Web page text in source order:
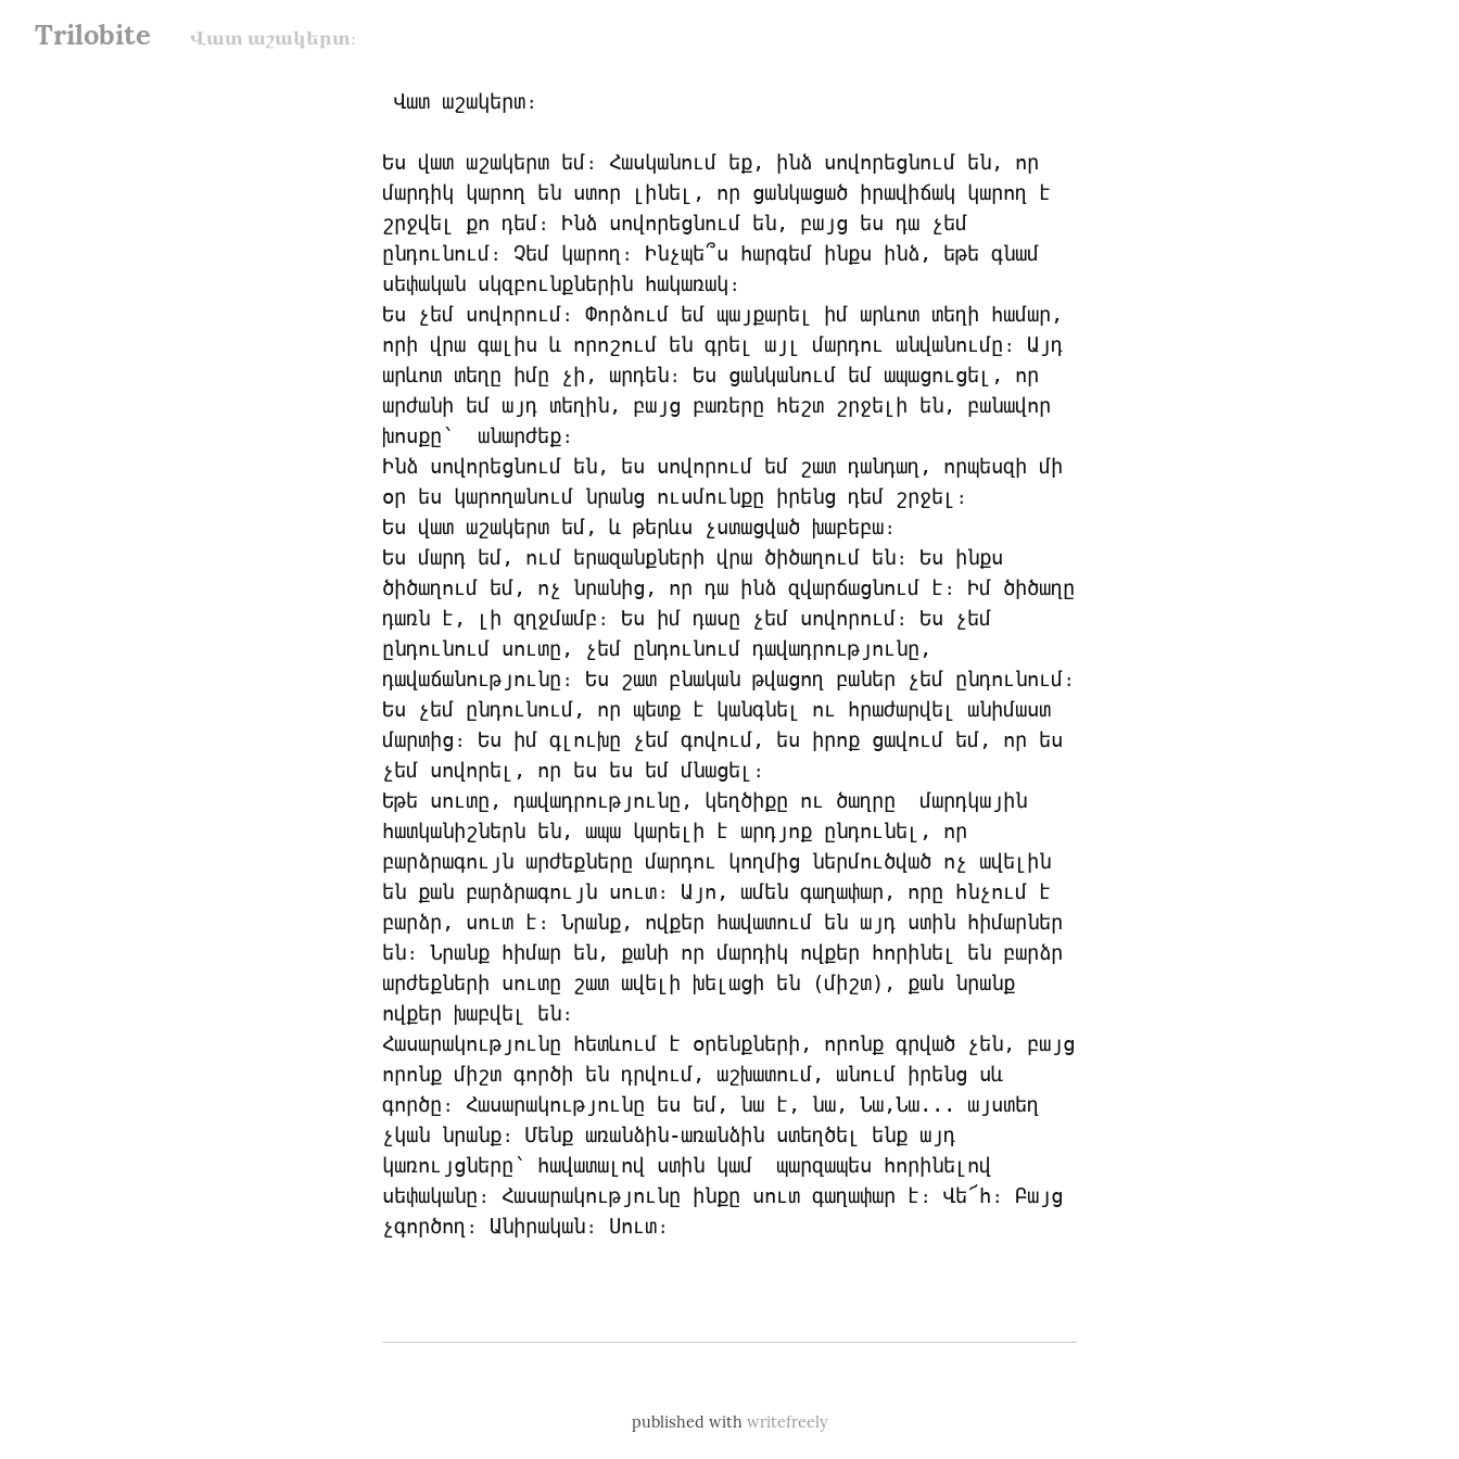
Trilobite Վատ աշակերտ։
Վատ աշակերտ։
Ես վատ աշակերտ եմ։ Հասկանում եք, ինձ սովորեցնում են, որ
մարդիկ կարող են ստոր լինել, որ ցանկացած իրավիճակ կարող է
շրջվել քո դեմ։ Ինձ սովորեցնում են, բայց ես դա չեմ
ընդունում։ Չեմ կարող։ Ինչպե՞ս հարգեմ ինքս ինձ, եթե գնամ
սեփական սկզբունքներին հակառակ։
Ես չեմ սովորում։ Փորձում եմ պայքարել իմ արևոտ տեղի համար,
որի վրա գալիս և որոշում են գրել այլ մարդու անվանումը։ Այդ
արևոտ տեղը իմը չի, արդեն։ Ես ցանկանում եմ ապացուցել, որ
արժանի եմ այդ տեղին, բայց բառերը հեշտ շրջելի են, բանավոր
խոսքը՝  անարժեք։
Ինձ սովորեցնում են, ես սովորում եմ շատ դանդաղ, որպեսզի մի
օր ես կարողանում նրանց ուսմունքը իրենց դեմ շրջել։
Ես վատ աշակերտ եմ, և թերևս չստացված խաբեբա։
Ես մարդ եմ, ում երազանքների վրա ծիծաղում են։ Ես ինքս
ծիծաղում եմ, ոչ նրանից, որ դա ինձ զվարճացնում է։ Իմ ծիծաղը
դառն է, լի զղջմամբ։ Ես իմ դասը չեմ սովորում։ Ես չեմ
ընդունում սուտը, չեմ ընդունում դավադրությունը,
դավաճանությունը։ Ես շատ բնական թվացող բաներ չեմ ընդունում։
Ես չեմ ընդունում, որ պետք է կանգնել ու հրաժարվել անիմաստ
մարտից։ Ես իմ գլուխը չեմ գովում, ես իրոք ցավում եմ, որ ես
չեմ սովորել, որ ես ես եմ մնացել։
Եթե սուտը, դավադրությունը, կեղծիքը ու ծաղրը  մարդկային
հատկանիշներն են, ապա կարելի է արդյոք ընդունել, որ
բարձրագույն արժեքները մարդու կողմից ներմուծված ոչ ավելին
են քան բարձրագույն սուտ։ Այո, ամեն գաղափար, որը հնչում է
բարձր, սուտ է։ Նրանք, ովքեր հավատում են այդ ստին հիմարներ
են։ Նրանք հիմար են, քանի որ մարդիկ ովքեր հորինել են բարձր
արժեքների սուտը շատ ավելի խելացի են (միշտ), քան նրանք
ովքեր խաբվել են։
Հասարակությունը հետևում է օրենքների, որոնք գրված չեն, բայց
որոնք միշտ գործի են դրվում, աշխատում, անում իրենց սև
գործը։ Հասարակությունը ես եմ, նա է, նա, Նա,Նա... այստեղ
չկան նրանք։ Մենք առանձին-առանձին ստեղծել ենք այդ
կառույցները՝ հավատալով ստին կամ  պարզապես հորինելով
սեփականը։ Հասարակությունը ինքը սուտ գաղափար է։ Վե՜հ։ Բայց
չգործող։ Անիրական։ Սուտ։
published with writefreely